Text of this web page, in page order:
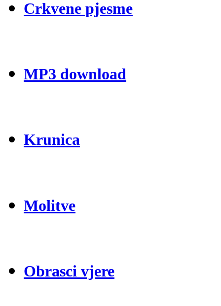
Crkvene pjesme
MP3 download
Krunica
Molitve
Obrasci vjere